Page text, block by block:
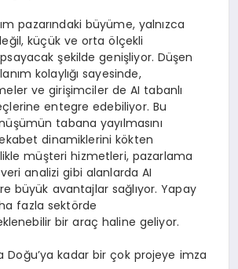
pazarındaki büyüme, yalnızca
küçük ve orta ölçekli
şekilde genişliyor. Düşen
kolaylığı sayesinde,
ve girişimciler de AI tabanlı
entegre edebiliyor. Bu
tabana yayılmasını
dinamiklerini kökten
müşteri hizmetleri, pazarlama
analizi gibi alanlarda AI
büyük avantajlar sağlıyor. Yapay
fazla sektörde
bir araç haline geliyor.
Doğu’ya kadar bir çok projeye imza